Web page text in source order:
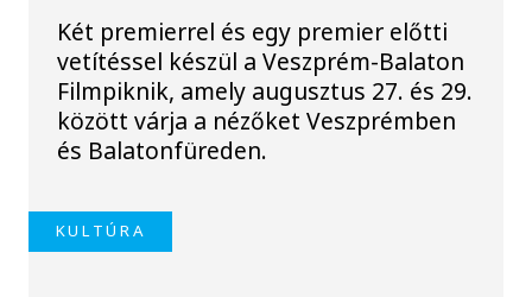
Két premierrel és egy premier előtti
vetítéssel készül a Veszprém-Balaton
Filmpiknik, amely augusztus 27. és 29.
között várja a nézőket Veszprémben
és Balatonfüreden.
KULTÚRA